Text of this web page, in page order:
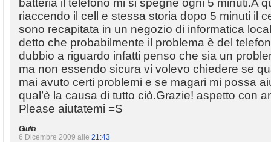
batteria il telefono mi si spegne ogni 5 minuti.A
riaccendo il cell e stessa storia dopo 5 minuti il
sono recapitata in un negozio di informatica
detto che probabilmente il problema è del
dubbio a riguardo infatti penso che sia un
ma non essendo sicura vi volevo chiedere se
mai avuto certi problemi e se magari mi possa
qual’è la causa di tutto ciò.Grazie! aspetto con
Please aiutatemi =S
Giulia
6 Dicembre 2009 alle 21:43